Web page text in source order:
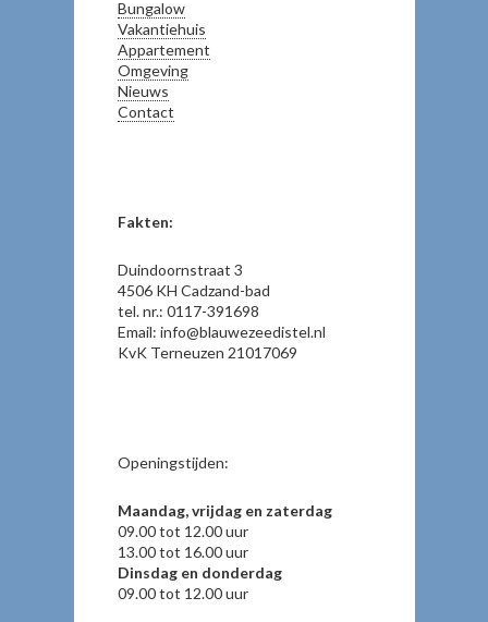
Bungalow
Vakantiehuis
Appartement
Omgeving
Nieuws
Contact
Fakten:
Duindoornstraat 3
4506 KH Cadzand-bad
tel. nr.: 0117-391698
Email: info@blauwezeedistel.nl
KvK Terneuzen 21017069
Openingstijden:
Maandag, vrijdag en zaterdag
09.00 tot 12.00 uur
13.00 tot 16.00 uur
Dinsdag en donderdag
09.00 tot 12.00 uur